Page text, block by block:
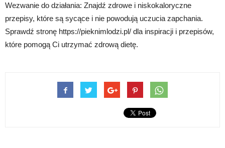
Wezwanie do działania: Znajdź zdrowe i niskokaloryczne
przepisy, które są sycące i nie powodują uczucia zapchania.
Sprawdź stronę https://pieknimlodzi.pl/ dla inspiracji i przepisów,
które pomogą Ci utrzymać zdrową dietę.